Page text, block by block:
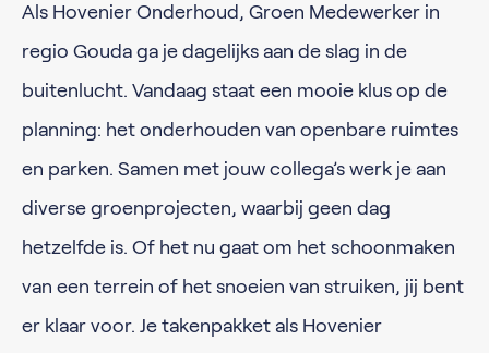
Als Hovenier Onderhoud, Groen Medewerker in
regio Gouda ga je dagelijks aan de slag in de
buitenlucht. Vandaag staat een mooie klus op de
planning: het onderhouden van openbare ruimtes
en parken. Samen met jouw collega’s werk je aan
diverse groenprojecten, waarbij geen dag
hetzelfde is. Of het nu gaat om het schoonmaken
van een terrein of het snoeien van struiken, jij bent
er klaar voor. Je takenpakket als Hovenier